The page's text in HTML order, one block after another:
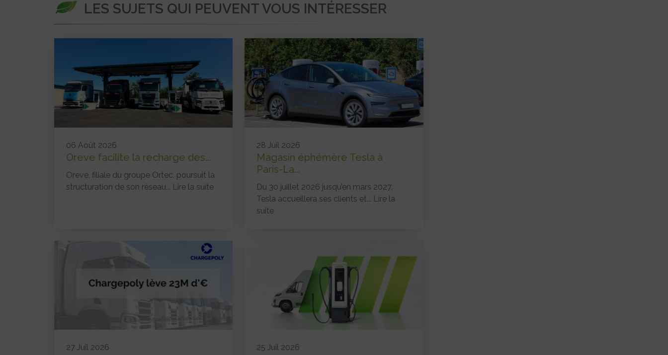
LES SUJETS QUI PEUVENT VOUS INTÉRESSER
06 Août 2026
Oreve facilite la recharge des...
Oreve, filiale du groupe Ortec, poursuit la
structuration de son réseau... Lire la suite
28 Juil 2026
Magasin éphémère Tesla à
Paris-La...
Du 30 juillet 2026 jusqu’en mars 2027,
Tesla accueillera ses clients et... Lire la
suite
27 Juil 2026 25 Juil 2026